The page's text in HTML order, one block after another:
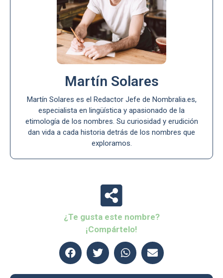
Martín Solares
Martín Solares es el Redactor Jefe de Nombralia.es,
especialista en lingüística y apasionado de la
etimología de los nombres. Su curiosidad y erudición
dan vida a cada historia detrás de los nombres que
exploramos.
¿Te gusta este nombre?
¡Compártelo!